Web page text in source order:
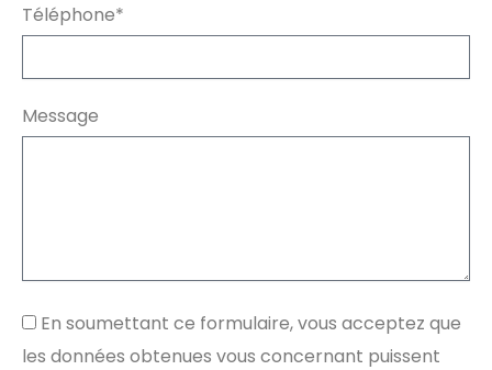
Téléphone*
Message
En soumettant ce formulaire, vous acceptez que
les données obtenues vous concernant puissent